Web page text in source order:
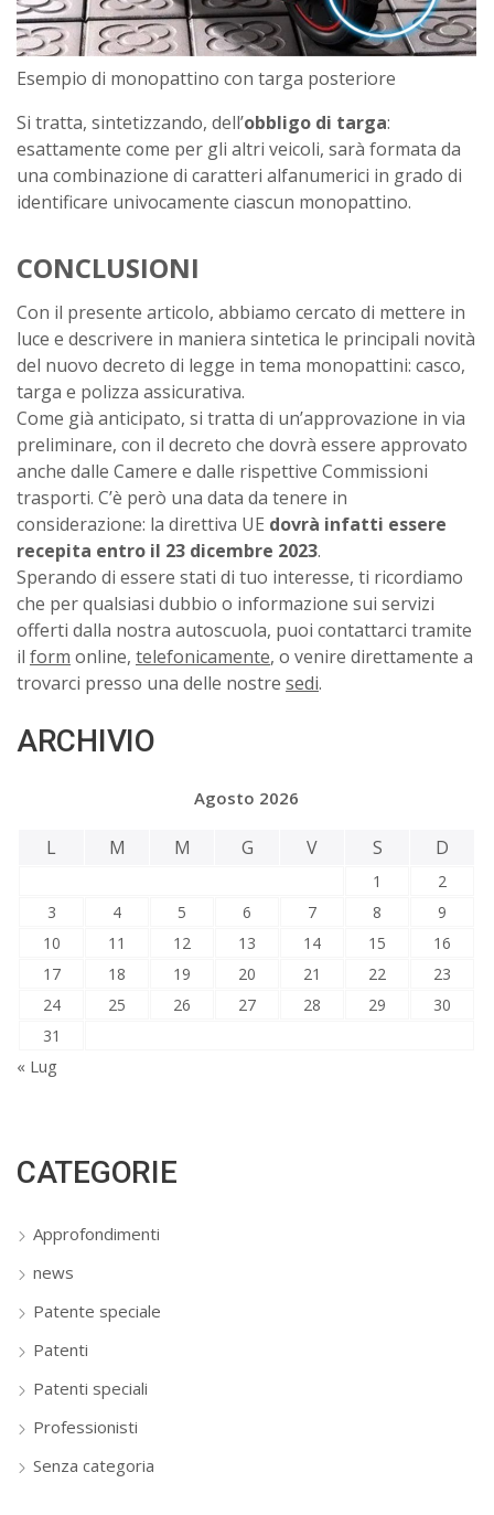
Esempio di monopattino con targa posteriore
Si tratta, sintetizzando, dell’obbligo di targa:
esattamente come per gli altri veicoli, sarà formata da
una combinazione di caratteri alfanumerici in grado di
identificare univocamente ciascun monopattino.
CONCLUSIONI
Con il presente articolo, abbiamo cercato di mettere in
luce e descrivere in maniera sintetica le principali novità
del nuovo decreto di legge in tema monopattini: casco,
targa e polizza assicurativa.
Come già anticipato, si tratta di un’approvazione in via
preliminare, con il decreto che dovrà essere approvato
anche dalle Camere e dalle rispettive Commissioni
trasporti. C’è però una data da tenere in
considerazione: la direttiva UE dovrà infatti essere
recepita entro il 23 dicembre 2023.
Sperando di essere stati di tuo interesse, ti ricordiamo
che per qualsiasi dubbio o informazione sui servizi
offerti dalla nostra autoscuola, puoi contattarci tramite
il form online, telefonicamente, o venire direttamente a
trovarci presso una delle nostre sedi.
ARCHIVIO
Agosto 2026
L M M G V S D
1
2
3
4 5 6 7 8
9
10
11 12 13 14 15
16
17
18 19 20 21 22
23
24
25 26 27 28 29
30
31
« Lug
CATEGORIE
Approfondimenti
news
Patente speciale
Patenti
Patenti speciali
Professionisti
Senza categoria